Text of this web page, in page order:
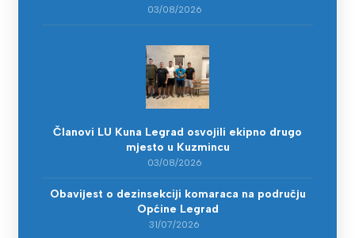
03/08/2026
Članovi LU Kuna Legrad osvojili ekipno drugo
mjesto u Kuzmincu
03/08/2026
Obavijest o dezinsekciji komaraca na području
Općine Legrad
31/07/2026